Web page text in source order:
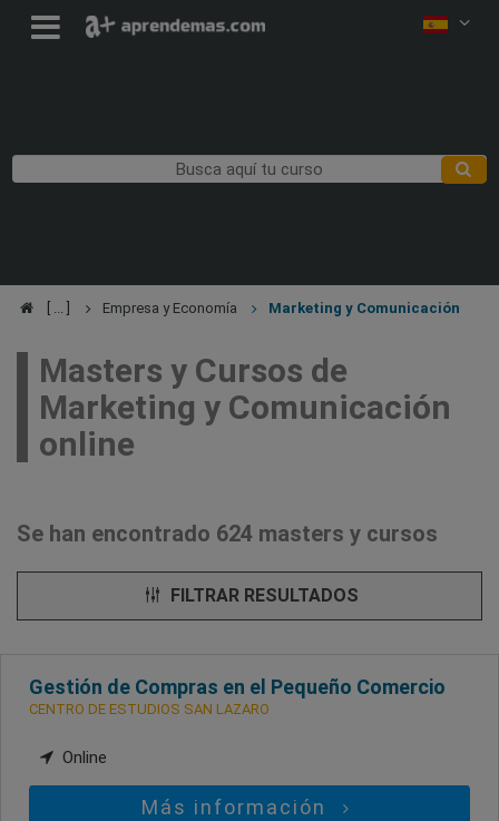
Empresa y Economía Marketing y Comunicación
Masters y Cursos de
Marketing y Comunicación
online
Se han encontrado 624 masters y cursos
FILTRAR RESULTADOS
Gestión de Compras en el Pequeño Comercio
CENTRO DE ESTUDIOS SAN LAZARO
Online
Más información